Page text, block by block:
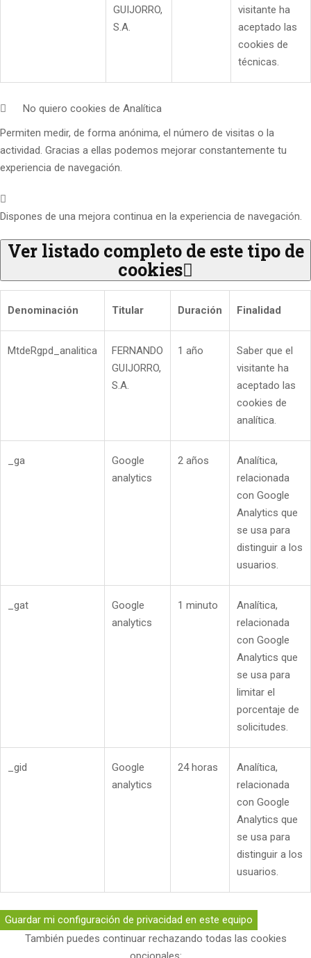
GUIJORRO,
S.A.
visitante ha
aceptado las
cookies de
técnicas.
No quiero cookies de Analítica
Permiten medir, de forma anónima, el número de visitas o la
actividad. Gracias a ellas podemos mejorar constantemente tu
experiencia de navegación.
Dispones de una mejora continua en la experiencia de navegación.
Ver listado completo de este tipo de
cookies
Denominación Titular Duración Finalidad
MtdeRgpd_analitica
FERNANDO
GUIJORRO,
S.A.
1 año
Saber que el
visitante ha
aceptado las
cookies de
analítica.
_ga
Google
analytics
2 años
Analítica,
relacionada
con Google
Analytics que
se usa para
distinguir a los
usuarios.
_gat
Google
analytics
1 minuto
Analítica,
relacionada
con Google
Analytics que
se usa para
limitar el
porcentaje de
solicitudes.
_gid
Google
analytics
24 horas
Analítica,
relacionada
con Google
Analytics que
se usa para
distinguir a los
usuarios.
Guardar mi configuración de privacidad en este equipo
También puedes continuar rechazando todas las cookies